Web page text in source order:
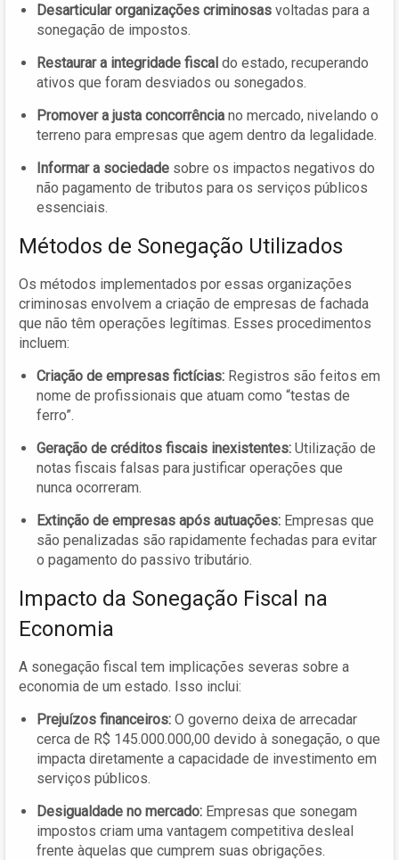
Desarticular organizações criminosas voltadas para a
sonegação de impostos.
Restaurar a integridade fiscal do estado, recuperando
ativos que foram desviados ou sonegados.
Promover a justa concorrência no mercado, nivelando o
terreno para empresas que agem dentro da legalidade.
Informar a sociedade sobre os impactos negativos do
não pagamento de tributos para os serviços públicos
essenciais.
Métodos de Sonegação Utilizados
Os métodos implementados por essas organizações
criminosas envolvem a criação de empresas de fachada
que não têm operações legítimas. Esses procedimentos
incluem:
Criação de empresas fictícias: Registros são feitos em
nome de profissionais que atuam como “testas de
ferro”.
Geração de créditos fiscais inexistentes: Utilização de
notas fiscais falsas para justificar operações que
nunca ocorreram.
Extinção de empresas após autuações: Empresas que
são penalizadas são rapidamente fechadas para evitar
o pagamento do passivo tributário.
Impacto da Sonegação Fiscal na
Economia
A sonegação fiscal tem implicações severas sobre a
economia de um estado. Isso inclui:
Prejuízos financeiros: O governo deixa de arrecadar
cerca de R$ 145.000.000,00 devido à sonegação, o que
impacta diretamente a capacidade de investimento em
serviços públicos.
Desigualdade no mercado: Empresas que sonegam
impostos criam uma vantagem competitiva desleal
frente àquelas que cumprem suas obrigações.